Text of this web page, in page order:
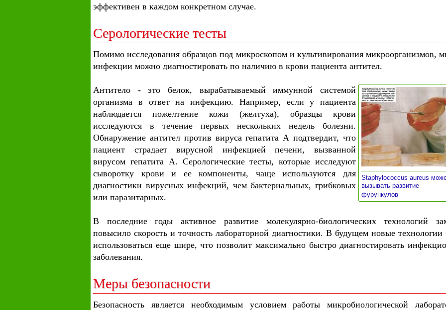
эффективен в каждом конкретном случае.
Серологические тесты
Помимо исследования образцов под микроскопом и культивирования микроорганизмов,
инфекции можно диагностировать по наличию в крови пациента антител.
Staphylococcus aureus
вызывать развитие
фурункулов
Антитело - это белок, вырабатываемый иммунной системой
организма в ответ на инфекцию. Например, если у пациента
наблюдается пожелтение кожи (желтуха), образцы крови
исследуются в течение первых нескольких недель болезни.
Обнаружение антител против вируса гепатита А подтвердит, что
пациент страдает вирусной инфекцией печени, вызванной
вирусом гепатита А. Серологические тесты, которые исследуют
сыворотку крови и ее компоненты, чаще используются для
диагностики вирусных инфекций, чем бактериальных, грибковых
или паразитарных.
В последние годы активное развитие молекулярно-биологических технологий
повысило скорость и точность лабораторной диагностики. В будущем новые технологии
использоваться еще шире, что позволит максимально быстро диагностировать
заболевания.
Меры безопасности
Безопасность является необходимым условием работы микробиологической